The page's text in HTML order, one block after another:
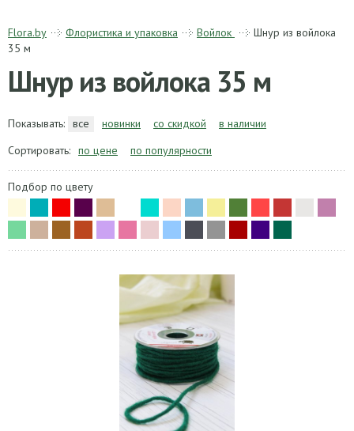
Flora.by Флористика и упаковка Войлок
Шнур из войлока
35 м
Шнур из войлока 35 м
Показывать: все новинки со скидкой
в наличии
Сортировать: по цене по популярности
Подбор по цвету